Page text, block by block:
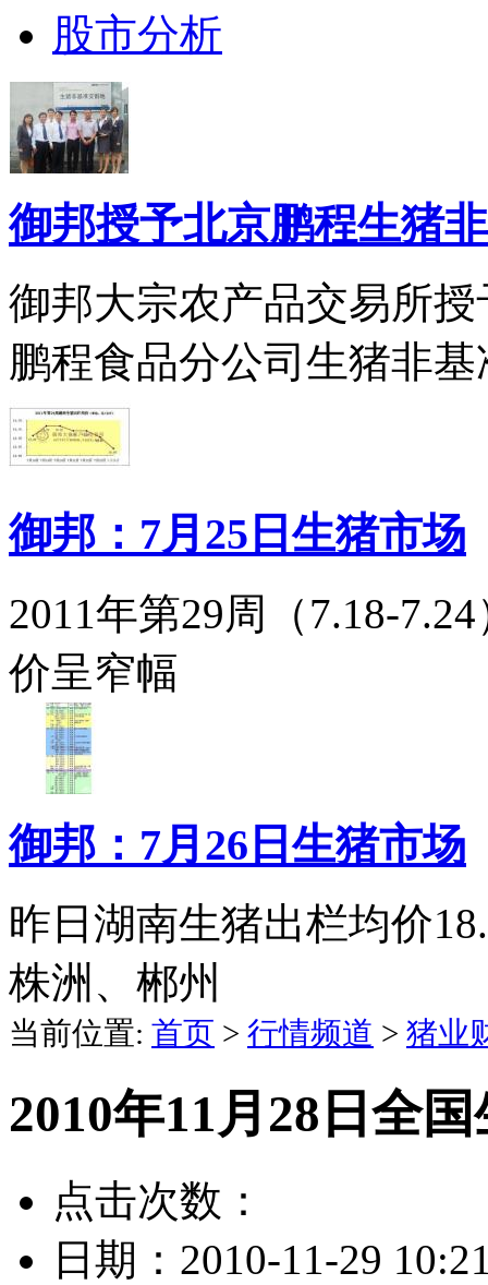
股市分析
御邦授予北京鹏程生猪
御邦大宗农产品交易所
鹏程食品分公司生猪非基
御邦：7月25日生猪市场
2011年第29周（7.18-
价呈窄幅
御邦：7月26日生猪市场
昨日湖南生猪出栏均价
株洲、郴州
当前位置: 首页 > 行情频道 > 猪业
2010年11月28日全
点击次数：
日期： 2010-11-29